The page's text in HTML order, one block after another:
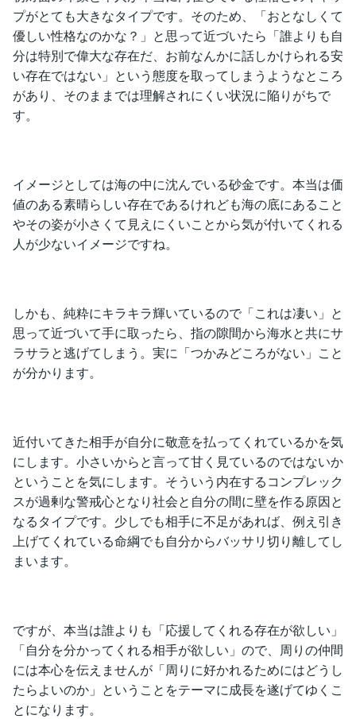
プがとても大きなタイプです。そのため、「おとなしくて
優しい性格なのかな？」と思って近づいたら「誰よりも自
分は特別で偉大な存在だ、お前なんかに話しかけられる安
い存在ではない」という態度を取ってしまうようなところ
があり、そのままでは理解されにくい状況に陥りがちで
す。
イメージとしては海の中に沈んでいる砂金です。本当は価
値のある素晴らしい存在であるけれども海の底にあること
やその姿が小さくて見えにくいことから気が付いてくれる
人が少ないイメージですね。
しかも、純粋にキラキラ輝いているので「これは凄い」と
思って近づいて手に取ったら、指の隙間から海水と共にサ
ラサラと逃げてしまう。実に「つかみどころがない」こと
が分かります。
近付いてきた相手が自分に敬意を払ってくれているかを気
にします。小さいからと言って甘く見ているのではないか
ということを気にします。そういう内在するコンプレック
スが過剰な警戒心となり社会と自分の間に壁を作る原因と
なるタイプです。少しでも相手に不足があれば、例え引き
上げてくれている命綱でも自分からバッサリ切り離してし
まいます。
ですが、本当は誰よりも「応援してくれる存在が欲しい」
「自分を分かってくれる相手が欲しい」ので、周りの仲間
には本心を伝えませんが「周りに好かれるためにはどうし
たらよいのか」ということをテーマに成長を遂げてゆくこ
とになります。